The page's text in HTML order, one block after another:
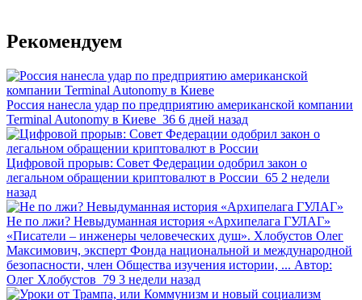
Рекомендуем
Россия нанесла удар по предприятию американской компании
Terminal Autonomy в Киеве 36 6 дней назад
Цифровой прорыв: Совет Федерации одобрил закон о
легальном обращении криптовалют в России 65 2 недели
назад
Не по лжи? Невыдуманная история «Архипелага ГУЛАГ»
«Писатели – инженеры человеческих душ». Хлобустов Олег
Максимович, эксперт Фонда национальной и международной
безопасности, член Общества изучения истории, ... Автор:
Олег Хлобустов 79 3 недели назад